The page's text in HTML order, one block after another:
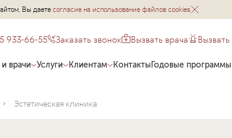
Вы даетесогласие на использование файлов cookies
933-66-55 Заказать звонок Вызвать врача
врачи Услуги Клиентам КонтактыГодовые программы
Эстетическая клиника